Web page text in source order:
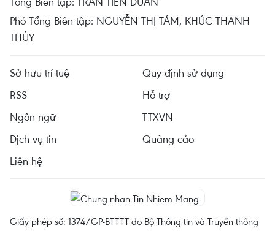
Phó Tổng Biên tập: NGUYỄN THỊ TÁM, KHÚC THANH
THỦY
Sở hữu trí tuệ
Quy định sử dụng
RSS
Hỗ trợ
Ngôn ngữ
TTXVN
Dịch vụ tin
Quảng cáo
Liên hệ
Giấy phép số: 1374/GP-BTTTT do Bộ Thông tin và Truyền thông